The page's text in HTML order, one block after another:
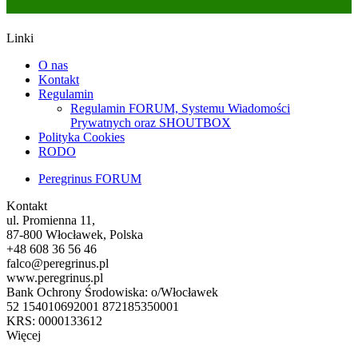
Linki
O nas
Kontakt
Regulamin
Regulamin FORUM, Systemu Wiadomości
Prywatnych oraz SHOUTBOX
Polityka Cookies
RODO
Peregrinus FORUM
Kontakt
ul. Promienna 11,
87-800 Włocławek, Polska
+48 608 36 56 46
falco@peregrinus.pl
www.peregrinus.pl
Bank Ochrony Środowiska: o/Włocławek
52 154010692001 872185350001
KRS: 0000133612
Więcej